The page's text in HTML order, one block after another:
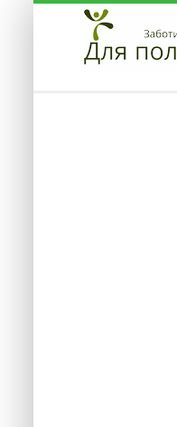
Блок скоро